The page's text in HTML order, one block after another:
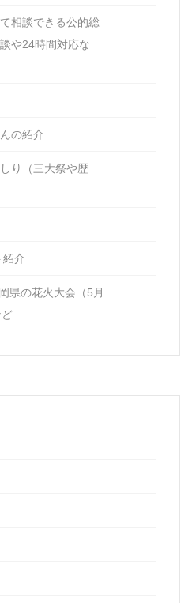
相談できる公的総
や24時間対応な
の紹介
り（三大祭や歴
紹介
県の花火大会（5月